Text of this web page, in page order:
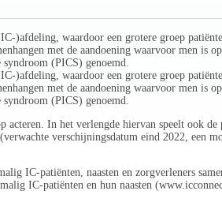
)afdeling, waardoor een grotere groep
met de aandoening waarvoor men
(PICS) genoemd.
)afdeling, waardoor een grotere groep
met de aandoening waarvoor men is
(PICS) genoemd.
In het verlengde hiervan speelt ook
verschijningsdatum eind 2022, een
IC-patiënten, naasten en zorgverleners
IC-patiënten en hun naasten (